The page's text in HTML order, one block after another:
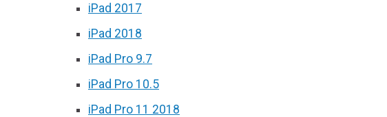
iPad 2017
iPad 2018
iPad Pro 9.7
iPad Pro 10.5
iPad Pro 11 2018